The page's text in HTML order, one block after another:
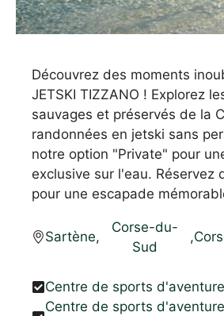
Découvrez des moments
JETSKI TIZZANO ! Explorez
sauvages et préservés de la
randonnées en jetski sans
notre option "Private" pour
exclusive sur l'eau. Réservez
pour une escapade
Sartène,
Corse-du-
Sud
,
Centre de sports
Centre de sports